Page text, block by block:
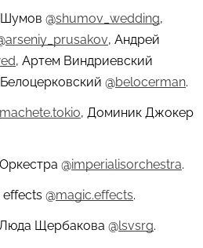
@shumov_wedding,
arseniy_prusakov, Андрей
, Артем Виндриевский
@belocerman.
machete.tokio, Доминик Джокер
@imperialisorchestra.
@magic.effects.
Щербакова @lsvsrg.